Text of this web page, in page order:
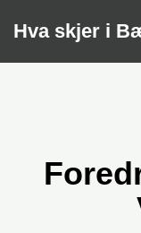
Hva skjer i